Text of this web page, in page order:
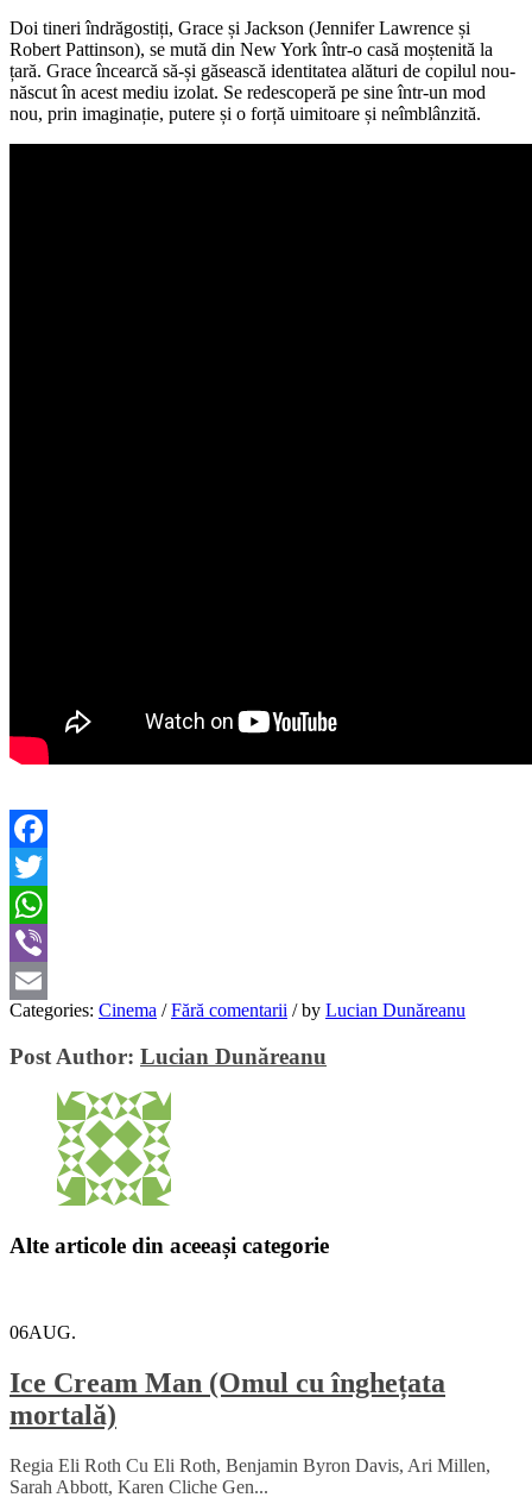
Doi tineri îndrăgostiți, Grace și Jackson (Jennifer Lawrence și
Robert Pattinson), se mută din New York într-o casă moștenită la
țară. Grace încearcă să-și găsească identitatea alături de copilul nou-
născut în acest mediu izolat. Se redescoperă pe sine într-un mod
nou, prin imaginație, putere și o forță uimitoare și neîmblânzită.
Facebook
Twitter
WhatsApp
Viber
Email
Categories: Cinema / Fără comentarii /by Lucian Dunăreanu
Post Author: Lucian Dunăreanu
Alte articole din aceeași categorie
06AUG.
Ice Cream Man (Omul cu înghețata
mortală)
Regia Eli Roth Cu Eli Roth, Benjamin Byron Davis, Ari Millen,
Sarah Abbott, Karen Cliche Gen...